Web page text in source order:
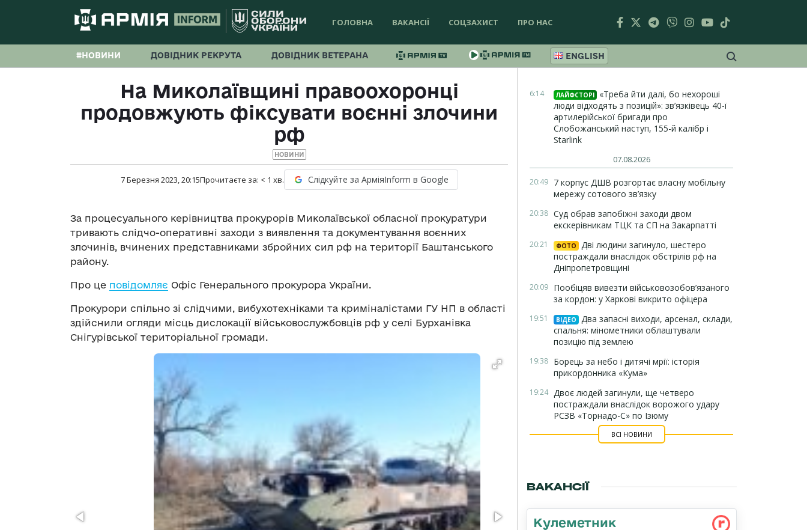
ГОЛОВНА ВАКАНСІЇ СОЦЗАХИСТ ПРО НАС
#НОВИНИ ДОВІДНИК РЕКРУТА ДОВІДНИК ВЕТЕРАНА ENGLISH
На Миколаївщині правоохоронці
продовжують фіксувати воєнні злочини
рф
НОВИНИ
7 Березня 2023, 20:15Прочитаєте за: < 1 хв. Слідкуйте за АрміяInform в Google
За процесуального керівництва прокурорів Миколаївської обласної прокуратури
тривають слідчо-оперативні заходи з виявлення та документування воєнних
злочинів, вчинених представниками збройних сил рф на території Баштанського
району.
Про це повідомляє Офіс Генерального прокурора України.
Прокурори спільно зі слідчими, вибухотехніками та криміналістами ГУ НП в області
здійснили огляди місць дислокації військовослужбовців рф у селі Бурханівка
Снігурівської територіальної громади.
6:14 ЛАЙФСТОРІ
«Треба йти далі, бо нехороші
люди відходять з позицій»: зв’язківець 40-ї
артилерійської бригади про
Слобожанський наступ, 155-й калібр і
Starlink
07.08.2026
20:49 7 корпус ДШВ розгортає власну мобільну
мережу сотового зв’язку
20:38 Суд обрав запобіжні заходи двом
екскерівникам ТЦК та СП на Закарпатті
20:21 ФОТО
Дві людини загинуло, шестеро
постраждали внаслідок обстрілів рф на
Дніпропетровщині
20:09 Пообіцяв вивезти військовозобов’язаного
за кордон: у Харкові викрито офіцера
19:51 ВІДЕО
Два запасні виходи, арсенал, склади,
спальня: мінометники облаштували
позицію під землею
19:38 Борець за небо і дитячі мрії: історія
прикордонника «Кума»
19:24 Двоє людей загинули, ще четверо
постраждали внаслідок ворожого удару
РСЗВ «Торнадо-С» по Ізюму
ВСІ НОВИНИ
ВАКАНСІЇ
Кулеметник